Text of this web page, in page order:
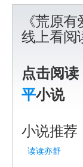
《荒原
线上看阅
点击阅读
平小说
小说推荐
读读亦舒